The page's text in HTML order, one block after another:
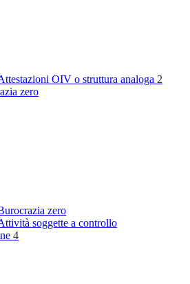
OIV o struttura analoga 2
zero
zero
soggette a controllo
4